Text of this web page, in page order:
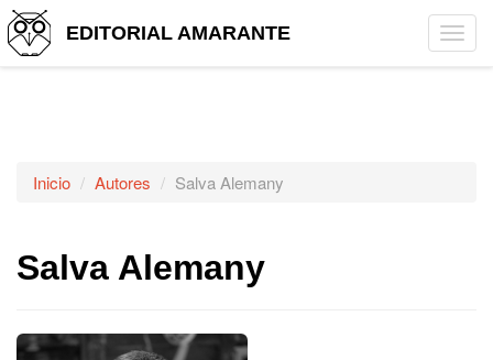
EDITORIAL AMARANTE
Inicio Autores Salva Alemany
Salva Alemany